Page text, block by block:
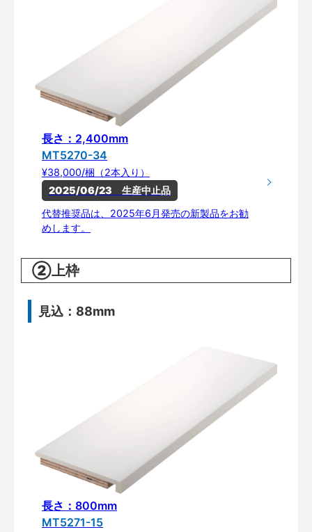
長さ：2,400mm
MT5270-34
¥38,000/梱（2本入り）
2025/06/23　生産中止品
代替推奨品は、2025年6月発売の新製品をお勧
めします。
②上枠
見込：88mm
長さ：800mm
MT5271-15